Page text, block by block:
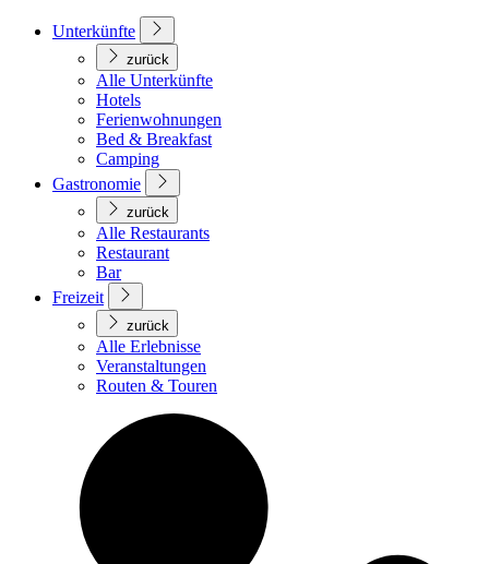
Unterkünfte
zurück
Alle Unterkünfte
Hotels
Ferienwohnungen
Bed & Breakfast
Camping
Gastronomie
zurück
Alle Restaurants
Restaurant
Bar
Freizeit
zurück
Alle Erlebnisse
Veranstaltungen
Routen & Touren